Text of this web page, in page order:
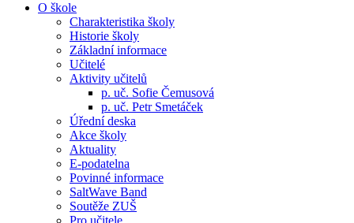
O škole
Charakteristika školy
Historie školy
Základní informace
Učitelé
Aktivity učitelů
p. uč. Sofie Čemusová
p. uč. Petr Smetáček
Úřední deska
Akce školy
Aktuality
E-podatelna
Povinné informace
SaltWave Band
Soutěže ZUŠ
Pro učitele